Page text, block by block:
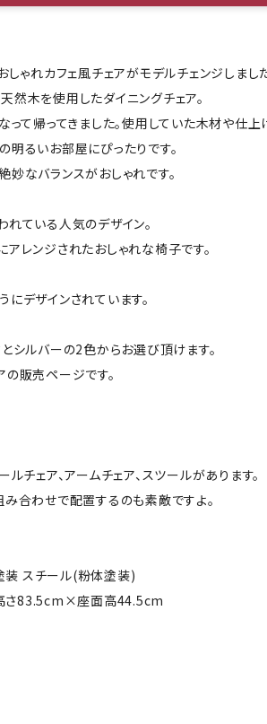
しゃれカフェ風チェアがモデルチェンジしまし
木を使用したダイニングチェア。
って帰ってきました。使用していた木材や仕
るいお部屋にぴったりです。
なバランスがおしゃれです。
ている人気のデザイン。
レンジされたおしゃれな椅子です。
デザインされています。
シルバーの2色からお選び頂けます。
販売ページです。
チェア、アームチェア、スツールがあります。
合わせで配置するのも素敵ですよ。
装 スチール(粉体塗装)
さ83.5cm×座面高44.5cm